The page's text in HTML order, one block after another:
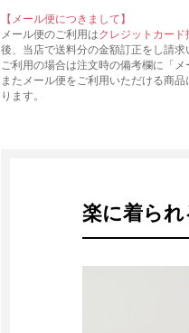
【メール便につきまして】
メール便のご利用はクレジットカード
後、当店で送料分の金額訂正をし請求
ご利用の場合は注文時の備考欄に「メ
またメール便をご利用いただける商
ります。
楽に着ら